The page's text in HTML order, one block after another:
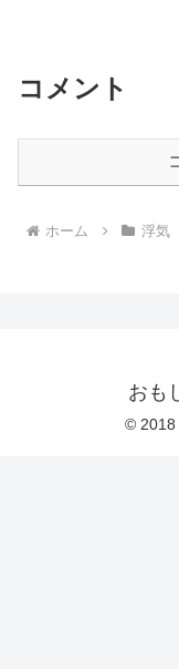
コメント
ホーム 浮気
おも
© 2018